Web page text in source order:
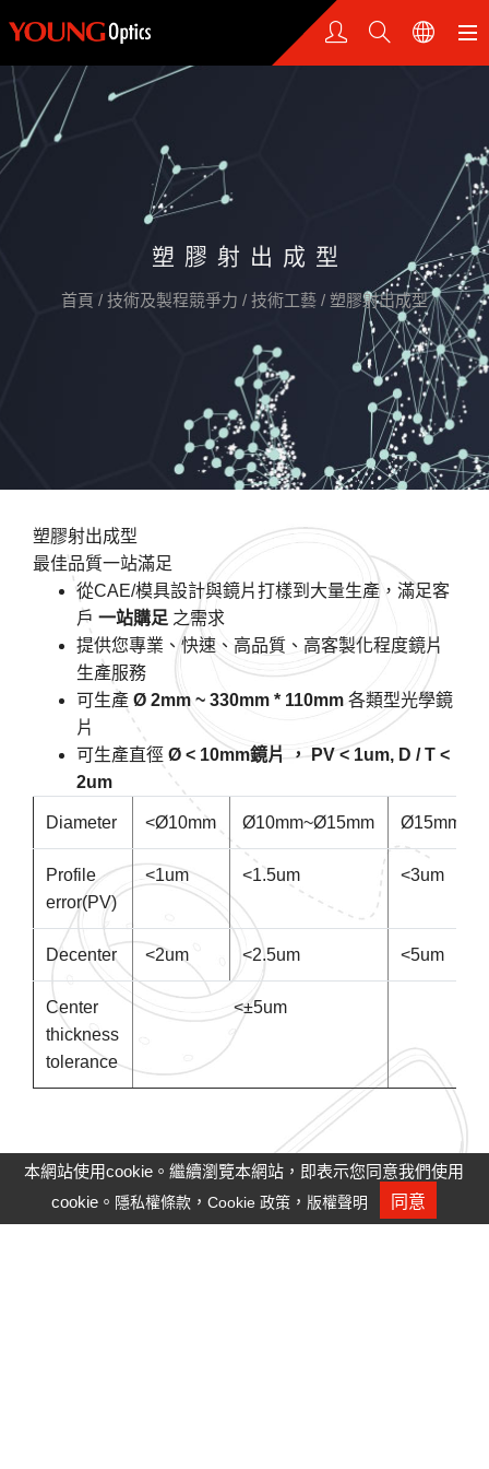
塑膠射出成型
首頁 / 技術及製程競爭力 / 技術工藝 / 塑膠射出成型
塑膠射出成型
最佳品質一站滿足
從CAE/模具設計與鏡片打樣到大量生產，滿足客
戶 一站購足 之需求
提供您專業、快速、高品質、高客製化程度鏡片
生產服務
可生產 Ø 2mm ~ 330mm * 110mm 各類型光學鏡
片
可生產直徑 Ø < 10mm鏡片 ， PV < 1um, D / T <
2um
Diameter <Ø10mm Ø10mm~Ø15mm
Profile
error(PV)
<1um <1.5um <3um
Decenter <2um <2.5um <5um
Center
thickness
tolerance
<±5um
人才招募
本網站使用cookie。繼續瀏覽本網站，即表示您同意我們使用
cookie。 隱私權條款 ，Cookie 政策 ， 版權聲明 同意